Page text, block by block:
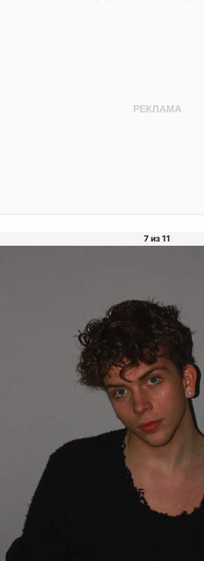
7 из 11